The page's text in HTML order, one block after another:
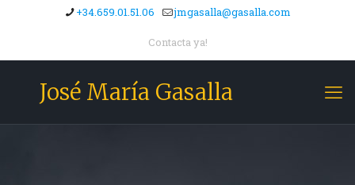
+34.659.01.51.06 jmgasalla@gasalla.com
Contacta ya!
José María Gasalla